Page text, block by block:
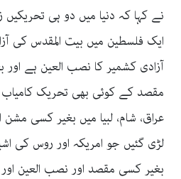
نے کہا کہ دنیا میں دو ہی تحریکیں
ایک فلسطین میں بیت المقدس کی
آزادی کشمیر کا نصب العین ہے
مقصد کے کوئی بھی تحریک کامیاب
عراق، شام، لبیا میں بغیر کسی
لڑی گئیں جو امریکہ اور روس کی
بغیر کسی مقصد اور نصب العین